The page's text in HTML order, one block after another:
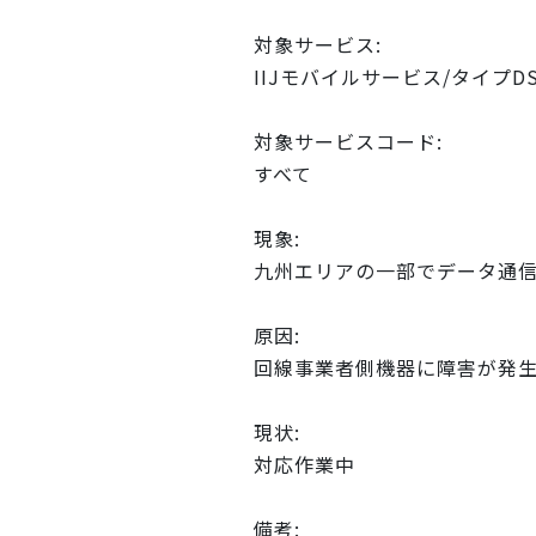
対象サービス:
IIJモバイルサービス/タイプ
対象サービスコード:
すべて
現象:
九州エリアの一部でデータ通
原因:
回線事業者側機器に障害が発生
現状:
対応作業中
備考: